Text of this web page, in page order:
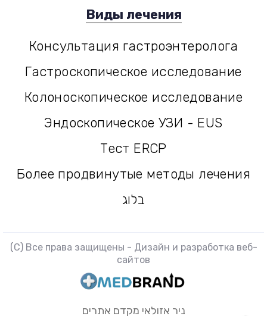
Виды лечения
Консультация гастроэнтеролога
Консультация гастроэнтеролога
Гастроскопическое исследование
Гастроскопическое исследование
Колоноскопическое исследование
Колоноскопическое исследование
Эндоскопическое УЗИ - EUS
Эндоскопическое УЗИ - EUS
Тест ERCP
Тест ERCP
Более продвинутые методы лечения
Более продвинутые методы лечения
בלוג
(C) Все права защищены - Дизайн и разработка веб-
сайтов
ניר אזולאי מקדם אתרים